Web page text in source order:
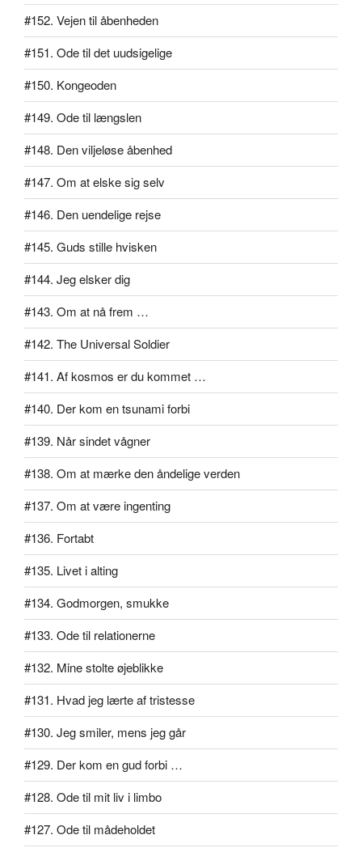
#152. Vejen til åbenheden
#151. Ode til det uudsigelige
#150. Kongeoden
#149. Ode til længslen
#148. Den viljeløse åbenhed
#147. Om at elske sig selv
#146. Den uendelige rejse
#145. Guds stille hvisken
#144. Jeg elsker dig
#143. Om at nå frem …
#142. The Universal Soldier
#141. Af kosmos er du kommet …
#140. Der kom en tsunami forbi
#139. Når sindet vågner
#138. Om at mærke den åndelige verden
#137. Om at være ingenting
#136. Fortabt
#135. Livet i alting
#134. Godmorgen, smukke
#133. Ode til relationerne
#132. Mine stolte øjeblikke
#131. Hvad jeg lærte af tristesse
#130. Jeg smiler, mens jeg går
#129. Der kom en gud forbi …
#128. Ode til mit liv i limbo
#127. Ode til mådeholdet